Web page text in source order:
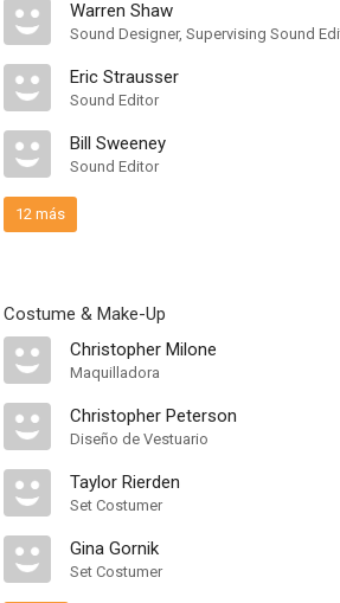
Warren Shaw
Eric Strausser
Sound Editor
Bill Sweeney
Sound Editor
12 más
Costume & Make-Up
Christopher Milone
Maquilladora
Christopher Peterson
Diseño de Vestuario
Taylor Rierden
Set Costumer
Gina Gornik
Set Costumer